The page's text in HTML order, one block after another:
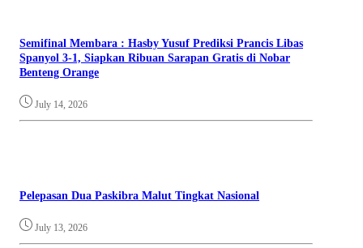
Semifinal Membara : Hasby Yusuf Prediksi Prancis Libas
Spanyol 3-1, Siapkan Ribuan Sarapan Gratis di Nobar
Benteng Orange
July 14, 2026
Pelepasan Dua Paskibra Malut Tingkat Nasional
July 13, 2026